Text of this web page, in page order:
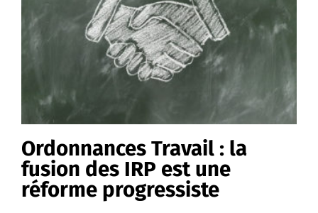
Ordonnances Travail : la
fusion des IRP est une
réforme progressiste